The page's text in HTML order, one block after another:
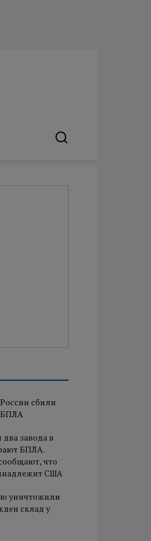
сбили
БПЛА
завода в
БПЛА.
что
США
уничтожили
склад у